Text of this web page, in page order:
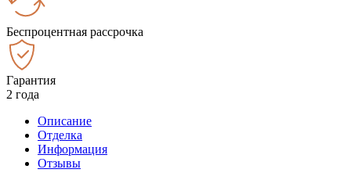
Беспроцентная рассрочка
Гарантия
2 года
Описание
Отделка
Информация
Отзывы